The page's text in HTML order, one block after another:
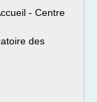
- Centre
des